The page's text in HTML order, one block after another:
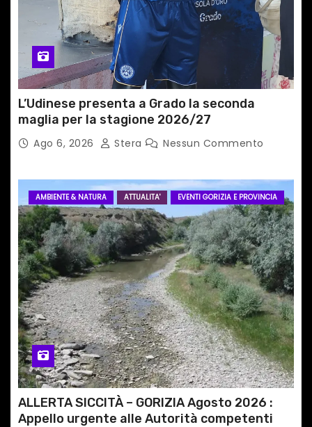
l
i
L’Udinese presenta a Grado la seconda
maglia per la stagione 2026/27
Ago 6, 2026 Stera Nessun Commento
AMBIENTE & NATURA ATTUALITA' EVENTI GORIZIA E PROVINCIA
ALLERTA SICCITÀ – GORIZIA Agosto 2026 :
Appello urgente alle Autorità competenti